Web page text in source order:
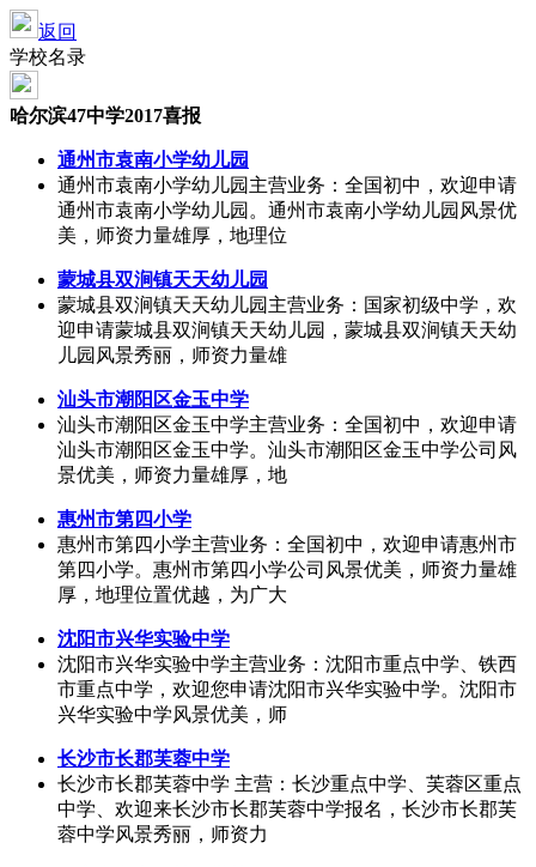
返回
学校名录
哈尔滨47中学2017喜报
通州市袁南小学幼儿园
通州市袁南小学幼儿园主营业务：全国初中，欢迎申请
通州市袁南小学幼儿园。通州市袁南小学幼儿园风景优
美，师资力量雄厚，地理位
蒙城县双涧镇天天幼儿园
蒙城县双涧镇天天幼儿园主营业务：国家初级中学，欢
迎申请蒙城县双涧镇天天幼儿园，蒙城县双涧镇天天幼
儿园风景秀丽，师资力量雄
汕头市潮阳区金玉中学
汕头市潮阳区金玉中学主营业务：全国初中，欢迎申请
汕头市潮阳区金玉中学。汕头市潮阳区金玉中学公司风
景优美，师资力量雄厚，地
惠州市第四小学
惠州市第四小学主营业务：全国初中，欢迎申请惠州市
第四小学。惠州市第四小学公司风景优美，师资力量雄
厚，地理位置优越，为广大
沈阳市兴华实验中学
沈阳市兴华实验中学主营业务：沈阳市重点中学、铁西
市重点中学，欢迎您申请沈阳市兴华实验中学。沈阳市
兴华实验中学风景优美，师
长沙市长郡芙蓉中学
长沙市长郡芙蓉中学 主营：长沙重点中学、芙蓉区重点
中学、欢迎来长沙市长郡芙蓉中学报名，长沙市长郡芙
蓉中学风景秀丽，师资力